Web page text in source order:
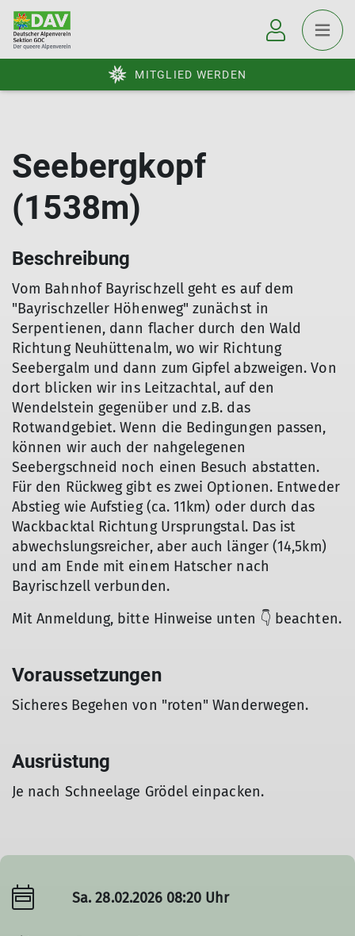
MITGLIED WERDEN
Seebergkopf
(1538m)
Beschreibung
Vom Bahnhof Bayrischzell geht es auf dem
"Bayrischzeller Höhenweg" zunächst in
Serpentienen, dann flacher durch den Wald
Richtung Neuhüttenalm, wo wir Richtung
Seebergalm und dann zum Gipfel abzweigen. Von
dort blicken wir ins Leitzachtal, auf den
Wendelstein gegenüber und z.B. das
Rotwandgebiet. Wenn die Bedingungen passen,
können wir auch der nahgelegenen
Seebergschneid noch einen Besuch abstatten.
Für den Rückweg gibt es zwei Optionen. Entweder
Abstieg wie Aufstieg (ca. 11km) oder durch das
Wackbacktal Richtung Ursprungstal. Das ist
abwechslungsreicher, aber auch länger (14,5km)
und am Ende mit einem Hatscher nach
Bayrischzell verbunden.
Mit Anmeldung, bitte Hinweise unten 👇 beachten.
Voraussetzungen
Sicheres Begehen von "roten" Wanderwegen.
Ausrüstung
Je nach Schneelage Grödel einpacken.
Sa. 28.02.2026 08:20 Uhr